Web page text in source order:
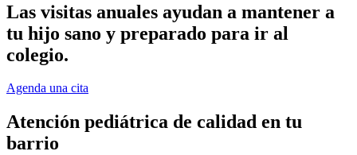
Las visitas anuales ayudan a mantener a
tu hijo sano y preparado para ir al
colegio.
Agenda una cita
Atención pediátrica de calidad en tu
barrio